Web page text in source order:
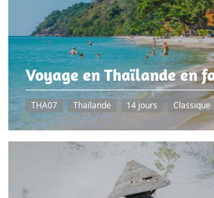
Voyage en Thaïlande en
THA07 Thaïlande 14 jours Classique